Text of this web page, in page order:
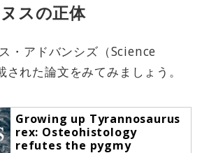
スの正体
・アドバンシズ（Science
れた論文をみてみましょう。
Growing up Tyrannosaurus
rex: Osteohistology
refutes the pygmy